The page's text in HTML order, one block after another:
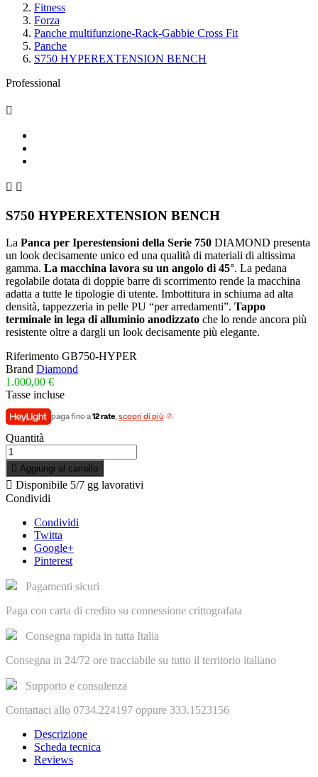
Fitness
Forza
Panche multifunzione-Rack-Gabbie Cross Fit
Panche
S750 HYPEREXTENSION BENCH
Professional

 
S750 HYPEREXTENSION BENCH
La Panca per Iperestensioni della Serie 750 DIAMOND presenta
un look decisamente unico ed una qualità di materiali di altissima
gamma. La macchina lavora su un angolo di 45°. La pedana
regolabile dotata di doppie barre di scorrimento rende la macchina
adatta a tutte le tipologie di utente. Imbottitura in schiuma ad alta
densità, tappezzeria in pelle PU “per arredamenti”. Tappo
terminale in lega di alluminio anodizzato che lo rende ancora più
resistente oltre a dargli un look decisamente più elegante.
Riferimento GB750-HYPER
Brand Diamond
1.000,00 €
Tasse incluse
paga fino a12 rate, scopri di più
Quantità
 Aggiungi al carrello
 Disponibile 5/7 gg lavorativi
Condividi
Condividi
Twitta
Google+
Pinterest
Pagamenti sicuri
Paga con carta di credito su connessione crittografata
Consegna rapida in tutta Italia
Consegna in 24/72 ore tracciabile su tutto il territorio italiano
Supporto e consulenza
Contattaci allo 0734.224197 oppure 333.1523156
Descrizione
Scheda tecnica
Reviews